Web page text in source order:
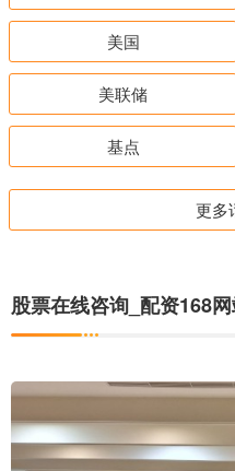
美国
美联储
基点
更多
股票在线咨询_配资168